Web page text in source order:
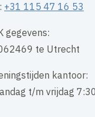
+31 115 47 16 53
gegevens:
te Utrecht
kantoor:
t/m vrijdag